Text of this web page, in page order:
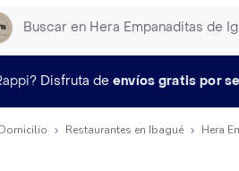
Disfruta de envíos gratis por
Restaurantes en Ibagué Hera